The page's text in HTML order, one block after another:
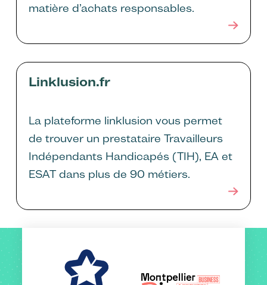
matière d’achats responsables.
Linklusion.fr
La plateforme linklusion vous permet
de trouver un prestataire Travailleurs
Indépendants Handicapés (TIH), EA et
ESAT dans plus de 90 métiers.